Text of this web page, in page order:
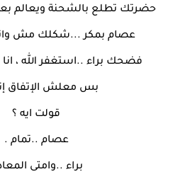
حضرتك تطلع بالشحنة ويعالم
عصام بمكر ...شكلك مش
فضحك براء ..استغفر الله ، انا
بس معلش الإتفاق
قولت ايه ؟
عصام ..تمام .
براء ..وامتى